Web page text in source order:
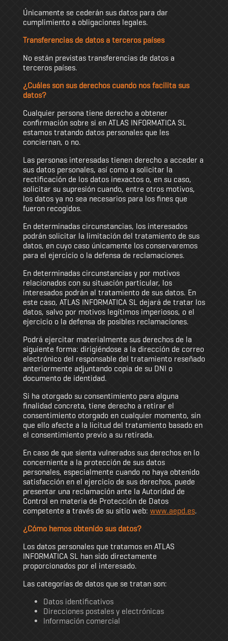
Únicamente se cederán sus datos para dar
cumplimiento a obligaciones legales.
Transferencias de datos a terceros países
No están previstas transferencias de datos a
terceros países.
¿Cuáles son sus derechos cuando nos facilita sus
datos?
Cualquier persona tiene derecho a obtener
confirmación sobre si en ATLAS INFORMATICA SL
estamos tratando datos personales que les
conciernan, o no.
Las personas interesadas tienen derecho a acceder a
sus datos personales, así como a solicitar la
rectificación de los datos inexactos o, en su caso,
solicitar su supresión cuando, entre otros motivos,
los datos ya no sea necesarios para los fines que
fueron recogidos.
En determinadas circunstancias, los interesados
podrán solicitar la limitación del tratamiento de sus
datos, en cuyo caso únicamente los conservaremos
para el ejercicio o la defensa de reclamaciones.
En determinadas circunstancias y por motivos
relacionados con su situación particular, los
interesados podrán al tratamiento de sus datos. En
este caso, ATLAS INFORMATICA SL dejará de tratar los
datos, salvo por motivos legítimos imperiosos, o el
ejercicio o la defensa de posibles reclamaciones.
Podrá ejercitar materialmente sus derechos de la
siguiente forma: dirigiéndose a la dirección de correo
electrónico del responsable del tratamiento reseñado
anteriormente adjuntando copia de su DNI o
documento de identidad.
Si ha otorgado su consentimiento para alguna
finalidad concreta, tiene derecho a retirar el
consentimiento otorgado en cualquier momento, sin
que ello afecte a la licitud del tratamiento basado en
el consentimiento previo a su retirada.
En caso de que sienta vulnerados sus derechos en lo
concerniente a la protección de sus datos
personales, especialmente cuando no haya obtenido
satisfacción en el ejercicio de sus derechos, puede
presentar una reclamación ante la Autoridad de
Control en materia de Protección de Datos
competente a través de su sitio web: www.aepd.es.
¿Cómo hemos obtenido sus datos?
Los datos personales que tratamos en ATLAS
INFORMATICA SL han sido directamente
proporcionados por el interesado.
Las categorías de datos que se tratan son:
Datos identificativos
Direcciones postales y electrónicas
Información comercial